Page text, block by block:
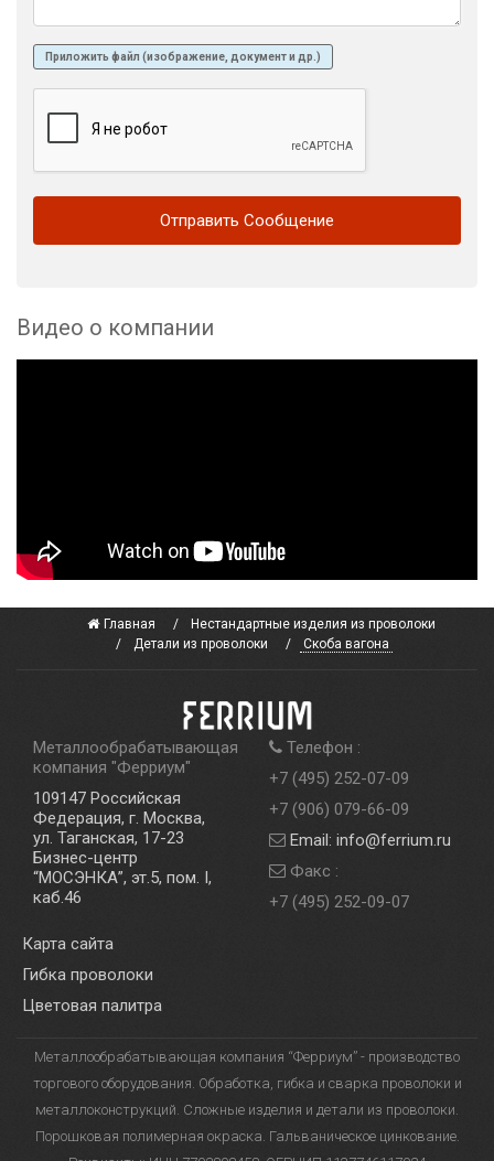
Приложить файл (изображение, документ и др.)
Видео о компании
Главная
Нестандартные изделия из проволоки
Детали из проволоки
Скоба вагона
Металлообрабатывающая
компания "Ферриум"
109147 Российская
Федерация, г. Москва,
ул. Таганская, 17-23
Бизнес-центр
“МОСЭНКА”, эт.5, пом. I,
каб.46
Телефон :
+7 (495) 252-07-09
+7 (906) 079-66-09
Email: info@ferrium.ru
Факс :
+7 (495) 252-09-07
Карта сайта
Гибка проволоки
Цветовая палитра
Металлообрабатывающая компания “Ферриум” - производство
торгового оборудования. Обработка, гибка и сварка проволоки и
металлоконструкций. Сложные изделия и детали из проволоки.
Порошковая полимерная окраска. Гальваническое цинкование.